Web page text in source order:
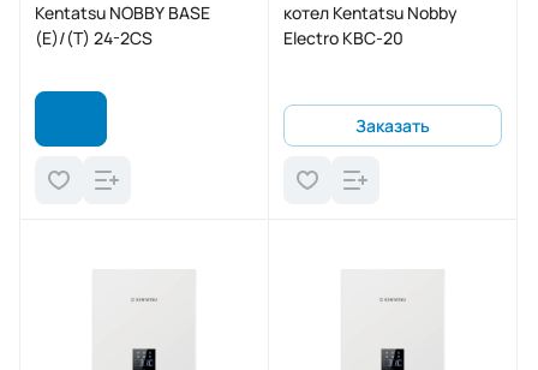
Kentatsu NOBBY BASE
(E)/(T) 24-2CS
котел Kentatsu Nobby
Electro KBC-20
Заказать